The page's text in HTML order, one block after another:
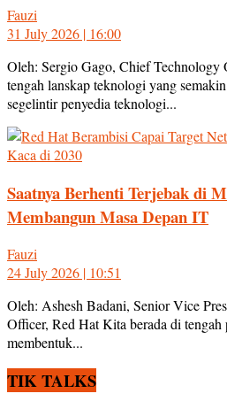
Fauzi
31 July 2026 | 16:00
Oleh: Sergio Gago, Chief
tengah lanskap teknologi yang
segelintir penyedia teknologi...
Saatnya Berhenti Terjebak di
Membangun Masa Depan IT
Fauzi
24 July 2026 | 10:51
Oleh: Ashesh Badani, Senior Vice
Officer, Red Hat Kita berada di tengah
membentuk...
TIK TALKS